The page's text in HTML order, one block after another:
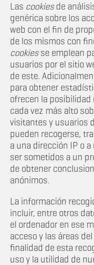
Las cookiesde
genérica sobre los
web con el fin de
de los mismos con
cookiesse emplean
usuarios por el sitio
de este.
para obtener
ofrecen la
cada vez más alto
visitantes y usuarios
pueden recogerse,
a una dirección IP o
ser sometidos a un
de obtener
anónimos.
La información
incluir, entre otros
el ordenador en ese
acceso y las áreas
finalidad de esta
uso y la utilidad de